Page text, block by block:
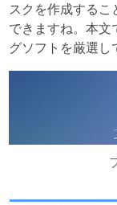
スクを作成するこ
できますね。本文
グソフトを厳選し